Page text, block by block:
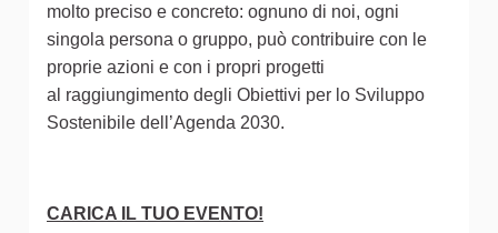
molto preciso e concreto: ognuno di noi, ogni
singola persona o gruppo, può contribuire con le
proprie azioni e con i propri progetti
al raggiungimento degli Obiettivi per lo Sviluppo
Sostenibile dell’Agenda 2030.
CARICA IL TUO EVENTO!